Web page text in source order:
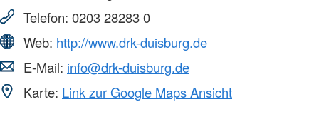
Telefon: 0203 28283 0
Web: http://www.drk-duisburg.de
E-Mail: info@drk-duisburg.de
Karte: Link zur Google Maps Ansicht